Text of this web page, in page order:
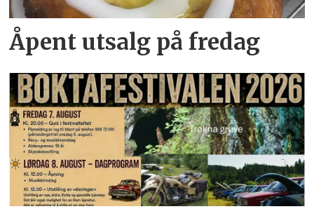
Åpent utsalg på fredag